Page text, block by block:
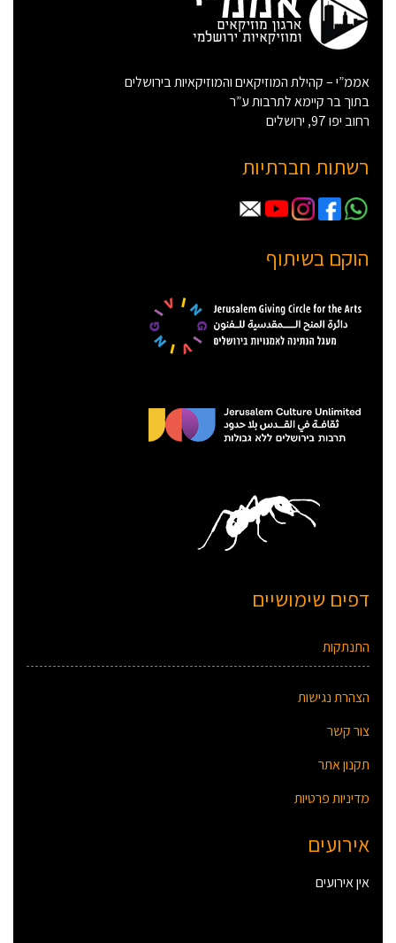
אממ”י – קהילת המוזיקאים והמוזיקאיות בירושלים
בתוך בר קיימא לתרבות ע”ר
רחוב יפו 97, ירושלים
רשתות חברתיות
הוקם בשיתוף
דפים שימושיים
התנתקות
הצהרת נגישות
צור קשר
תקנון אתר
מדיניות פרטיות
אירועים
אין אירועים